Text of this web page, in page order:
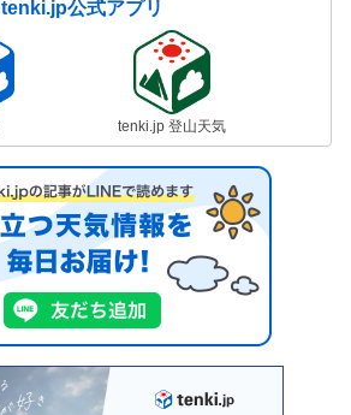
tenki.jp公式アプリ
tenki.jp 登山天気